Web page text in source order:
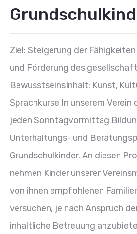
Ziel: Steigerung der
und Förderung des
BewusstseinsInhalt: Kunst,
Sprachkurse In unserem Verein
jeden Sonntagvormittag
Unterhaltungs- und
Grundschulkinder. An diesen
nehmen Kinder unserer
von ihnen empfohlenen
versuchen, je nach Anspruch
inhaltliche Betreuung